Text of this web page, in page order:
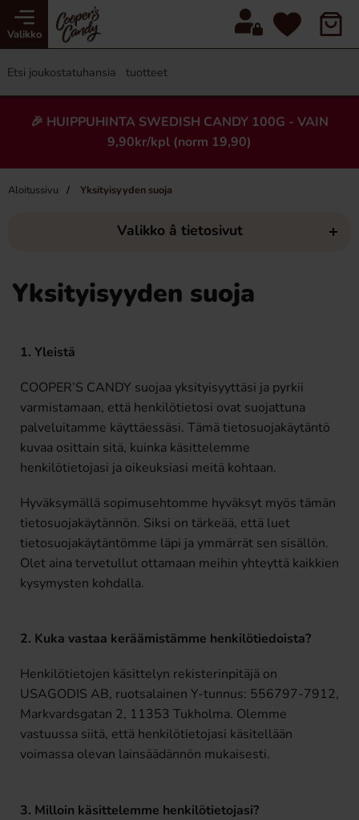
Valikko
🎉 HUIPPUHINTA SWEDISH CANDY 100G - VAIN
9,90kr/kpl (norm 19,90)
Aloitussivu Yksityisyyden suoja
Valikko â tietosivut
Yksityisyyden suoja
1. Yleistä
COOPER’S CANDY suojaa yksityisyyttäsi ja pyrkii
varmistamaan, että henkilötietosi ovat suojattuna
palveluitamme käyttäessäsi. Tämä tietosuojakäytäntö
kuvaa osittain sitä, kuinka käsittelemme
henkilötietojasi ja oikeuksiasi meitä kohtaan.
Hyväksymällä sopimusehtomme hyväksyt myös tämän
tietosuojakäytännön. Siksi on tärkeää, että luet
tietosuojakäytäntömme läpi ja ymmärrät sen sisällön.
Olet aina tervetullut ottamaan meihin yhteyttä kaikkien
kysymysten kohdalla.
2. Kuka vastaa keräämistämme henkilötiedoista?
Henkilötietojen käsittelyn rekisterinpitäjä on
USAGODIS AB, ruotsalainen Y-tunnus: 556797-7912,
Markvardsgatan 2, 11353 Tukholma. Olemme
vastuussa siitä, että henkilötietojasi käsitellään
voimassa olevan lainsäädännön mukaisesti.
3. Milloin käsittelemme henkilötietojasi?